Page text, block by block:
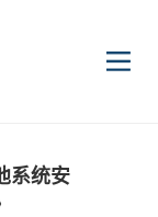
系统安